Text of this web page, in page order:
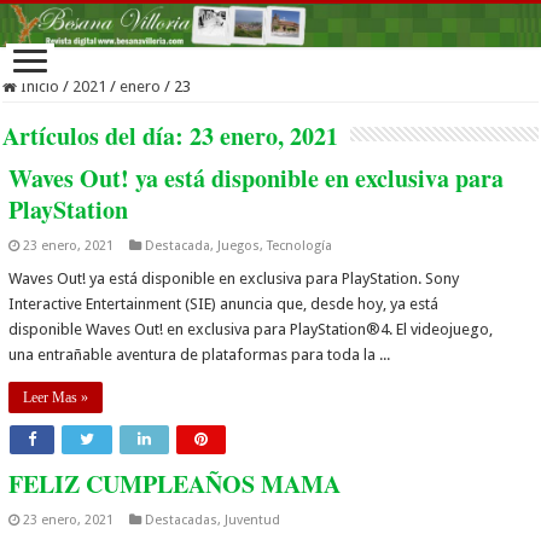
Inicio / 2021 / enero / 23
Artículos del día:23 enero, 2021
Waves Out! ya está disponible en exclusiva para
PlayStation
23 enero, 2021 Destacada, Juegos,Tecnología
Waves Out! ya está disponible en exclusiva para PlayStation. Sony
Interactive Entertainment (SIE) anuncia que, desde hoy, ya está
disponible Waves Out! en exclusiva para PlayStation®4. El videojuego,
una entrañable aventura de plataformas para toda la ...
Leer Mas »
FELIZ CUMPLEAÑOS MAMA
23 enero, 2021 Destacadas, Juventud